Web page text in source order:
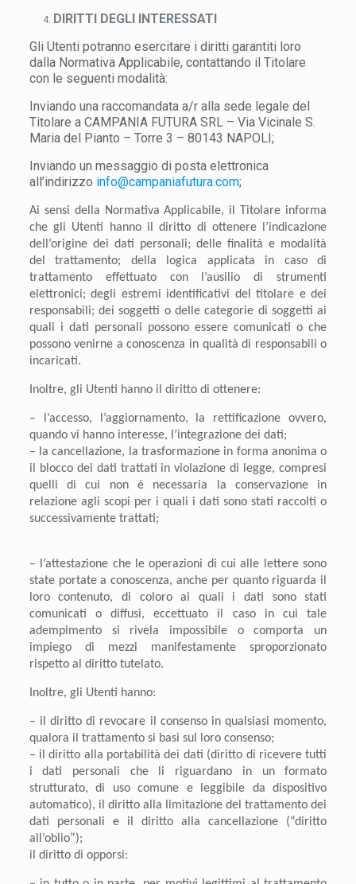
DIRITTI DEGLI INTERESSATI
Gli Utenti potranno esercitare i diritti garantiti loro
dalla Normativa Applicabile, contattando il Titolare
con le seguenti modalità:
Inviando una raccomandata a/r alla sede legale del
Titolare a CAMPANIA FUTURA SRL – Via Vicinale S.
Maria del Pianto – Torre 3 – 80143 NAPOLI;
Inviando un messaggio di posta elettronica
all’indirizzo info@campaniafutura.com;
Ai sensi della Normativa Applicabile, il Titolare informa
che gli Utenti hanno il diritto di ottenere l’indicazione
dell’origine dei dati personali; delle finalità e modalità
del trattamento; della logica applicata in caso di
trattamento effettuato con l’ausilio di strumenti
elettronici; degli estremi identificativi del titolare e dei
responsabili; dei soggetti o delle categorie di soggetti ai
quali i dati personali possono essere comunicati o che
possono venirne a conoscenza in qualità di responsabili o
incaricati.
Inoltre, gli Utenti hanno il diritto di ottenere:
– l’accesso, l’aggiornamento, la rettificazione ovvero,
quando vi hanno interesse, l’integrazionedei dati;
– lacancellazione, la trasformazione in forma anonima o
il
bloccodei dati trattati in violazione di legge, compresi
quelli di cui non è necessaria la conservazione in
relazione agli scopi per i quali i dati sono stati raccolti o
successivamente trattati;
– l’attestazione che le operazioni di cui alle lettere sono
state portate a conoscenza, anche per quanto riguarda il
loro contenuto, di coloro ai quali i dati sono stati
comunicati o diffusi, eccettuato il caso in cui tale
adempimento si rivela impossibile o comporta un
impiego di mezzi manifestamente sproporzionato
rispetto al diritto tutelato.
Inoltre, gli Utenti hanno:
– il diritto di revocare il consensoin qualsiasi momento,
qualora il trattamento si basi sul loro consenso;
– il diritto alla portabilità dei dati (diritto di ricevere tutti
i dati personali che li riguardano in un formato
strutturato, di uso comune e leggibile da dispositivo
automatico), il diritto alla
limitazione del trattamento dei
dati personali e ildiritto alla cancellazione (“diritto
all’oblio”);
il diritto di opporsi: